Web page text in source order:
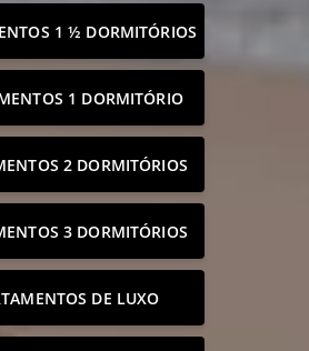
1 ½ DORMITÓRIOS
1 DORMITÓRIO
2 DORMITÓRIOS
3 DORMITÓRIOS
DE LUXO